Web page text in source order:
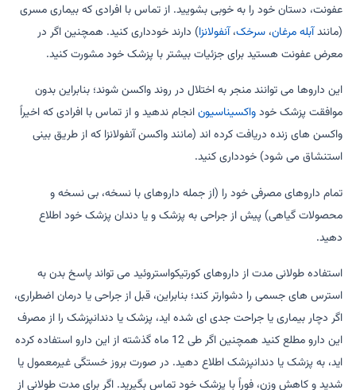
عفونت، دستان خود را به خوبی بشویید. از تماس با افرادی که بیماری مسری
(مانندآبله مرغان،سرخک،آنفولانزا) دارند خودداری کنید. همچنین اگر در
معرض عفونت هستید برای جزئیات بیشتر با پزشک خود مشورت کنید.
این داروها می توانند منجر به اختلال در روند واکسن شوند؛ بنابراین بدون
موافقت پزشک خودواکسیناسیونانجام ندهید و از تماس با افرادی که اخیراً
واکسن های زنده دریافت کرده اند (مانند واکسن آنفولانزا که از طریق بینی
استنشاق می شود) خودداری کنید.
تمام داروهای مصرفی خود را (از جمله داروهای با نسخه، بی نسخه و
محصولات گیاهی) پیش از جراحی به پزشک و یا دندان پزشک خود اطلاع
دهید.
استفاده طولانی مدت از داروهای کورتیکواستروئید می تواند پاسخ بدن به
استرس های جسمی را دشوارتر کند؛ بنابراین، قبل از جراحی یا درمان اضطراری،
اگر دچار بیماری یا جراحت جدی ای شده اید، پزشک یا دندانپزشک را از مصرف
این دارو مطلع کنید همچنین اگر طی 12 ماه گذشته از این دارو استفاده کرده
اید، به پزشک یا دندانپزشک اطلاع دهید. در صورت بروز خستگی غیرمعمول یا
شدید و کاهش وزن، فوراً با پزشک خود تماس بگیرید. اگر برای مدت طولانی از